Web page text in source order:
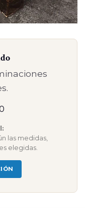
las medidas,
elegidas.